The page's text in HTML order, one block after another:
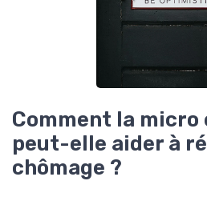
Comment la
peut-elle aider à
chômage ?